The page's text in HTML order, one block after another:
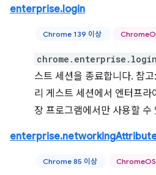
enterprise.login
Chrome 139 이상
chrome.enterprise.login
스트 세션을 종료합니다. 참
리 게스트 세션에서 엔터프
장 프로그램에서만 사용할 수
Chrome 85 이상 ChromeOS